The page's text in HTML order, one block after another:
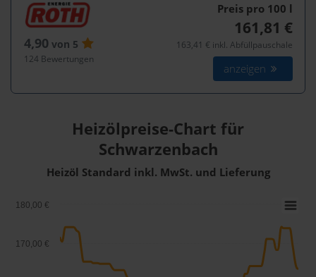
4,90 von 5
124 Bewertungen
Preis pro 100 l
161,81 €
163,41 € inkl. Abfüllpauschale
anzeigen
Heizölpreise-Chart für
Schwarzenbach
Heizöl Standard inkl. MwSt. und Lieferung
170,00 €
180,00 €